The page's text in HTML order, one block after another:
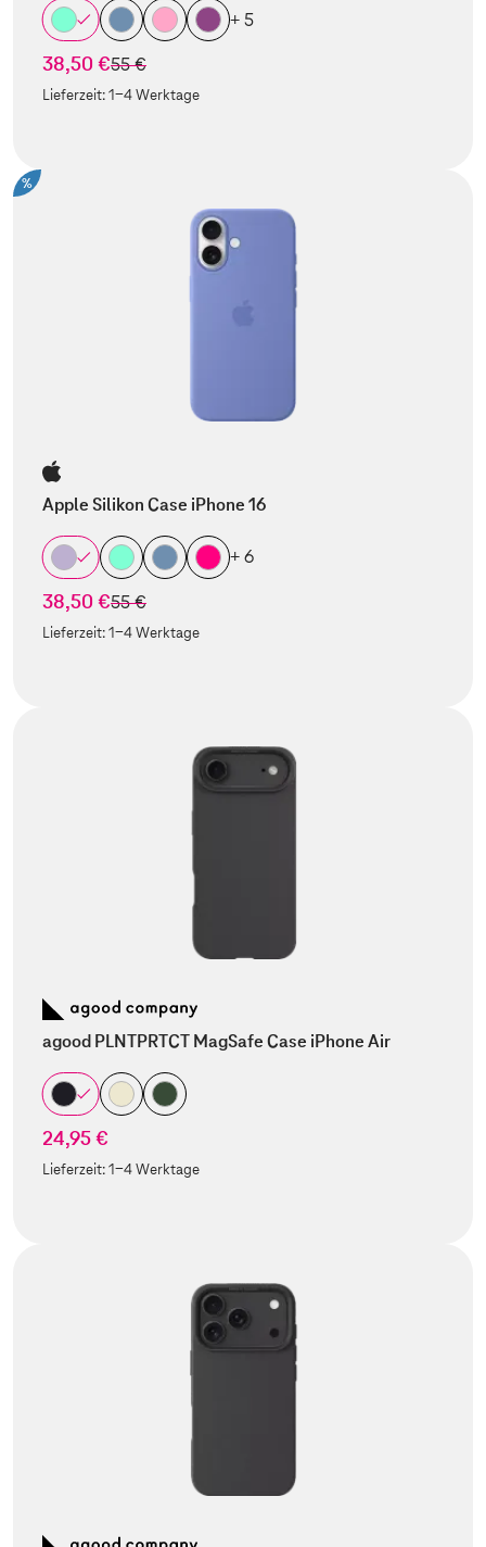
+ 5
38,50 €statt
55 €
Lieferzeit:1-4 Werktage
%
Apple Silikon Case iPhone 16
+ 6
38,50 €statt
55 €
Lieferzeit:1-4 Werktage
agood PLNTPRTCT MagSafe Case iPhone Air
24,95 €
Lieferzeit:1-4 Werktage